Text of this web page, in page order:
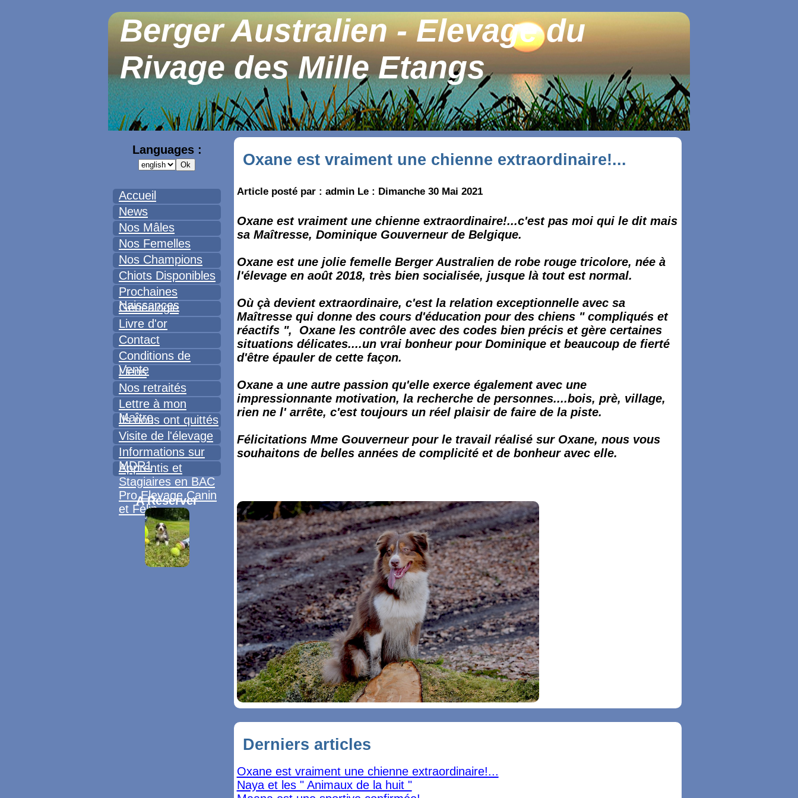
Berger Australien - Elevage du
Rivage des Mille Etangs
Languages :
Accueil
News
Nos Mâles
Nos Femelles
Nos Champions
Chiots Disponibles
Prochaines
Naissances
Généalogie
Livre d'or
Contact
Conditions de
Vente
Liens
Nos retraités
Lettre à mon
Maître
Ils nous ont quittés
Visite de l'élevage
Informations sur
MDR1
Apprentis et
Stagiaires en BAC
Pro Elevage Canin
et Félin
A Réserver
Oxane est vraiment une chienne extraordinaire!...
Article posté par : admin Le : Dimanche 30 Mai 2021
Oxane est vraiment une chienne extraordinaire!...c'est pas moi qui le dit mais
sa Maîtresse, Dominique Gouverneur de Belgique.
Oxane est une jolie femelle Berger Australien de robe rouge tricolore, née à
l'élevage en août 2018, très bien socialisée, jusque là tout est normal.
Où çà devient extraordinaire, c'est la relation exceptionnelle avec sa
Maîtresse qui donne des cours d'éducation pour des chiens " compliqués et
réactifs ", Oxane les contrôle avec des codes bien précis et gère certaines
situations délicates....un vrai bonheur pour Dominique et beaucoup de fierté
d'être épauler de cette façon.
Oxane a une autre passion qu'elle exerce également avec une
impressionnante motivation, la recherche de personnes....bois, prè, village,
rien ne l' arrête, c'est toujours un réel plaisir de faire de la piste.
Félicitations Mme Gouverneur pour le travail réalisé sur Oxane, nous vous
souhaitons de belles années de complicité et de bonheur avec elle.
Derniers articles
Oxane est vraiment une chienne extraordinaire!...
Naya et les " Animaux de la huit "